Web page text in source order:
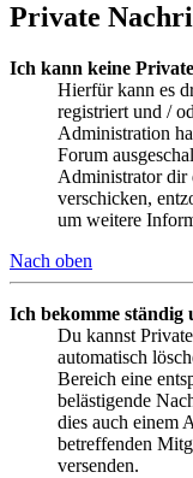
Private
Ich kann keine
Hierfür kann es
registriert und /
Administration
Forum
Administrator dir
verschicken,
um weitere
Nach oben
Ich bekomme ständig
Du kannst
automatisch
Bereich eine
belästigende
dies auch einem
betreffenden
versenden.